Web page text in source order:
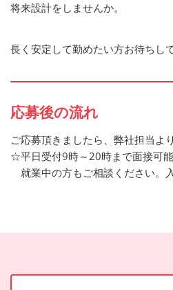
将来設計をしませんか。
長く安定して勤めたい方お待ちし
応募後の流れ
ご応募頂きましたら、弊社担当よ
☆平日受付9時～20時まで面接可能
就業中の方もご相談ください。